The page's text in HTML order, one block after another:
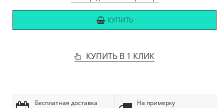
КУПИТЬ
КУПИТЬ В 1 КЛИК
Бесплатная доставка
На примерку